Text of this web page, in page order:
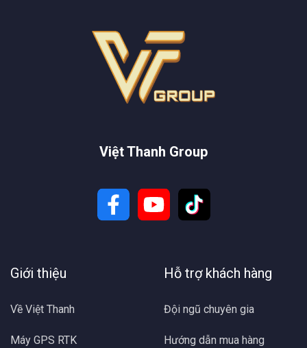
Việt Thanh Group
Giới thiệu
Về Việt Thanh
Máy GPS RTK
Hỗ trợ khách hàng
Đội ngũ chuyên gia
Hướng dẫn mua hàng